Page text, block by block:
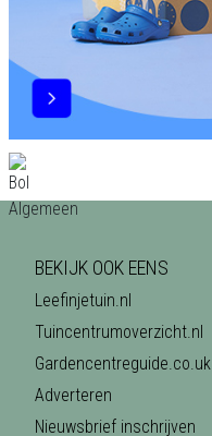
BEKIJK OOK EENS
Leefinjetuin.nl
Tuincentrumoverzicht.nl
Gardencentreguide.co.uk
Adverteren
Nieuwsbrief inschrijven